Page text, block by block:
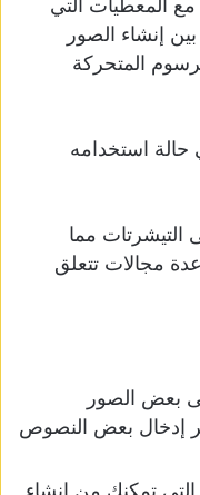
المعطيات التي
إنشاء الصور
المتحركة
حالة استخدامه
التيشرتات مما
مجالات تتعلق
بعض الصور
وهذا عبر إدخال بعض النصوص
التي تمكنك من إنشاء